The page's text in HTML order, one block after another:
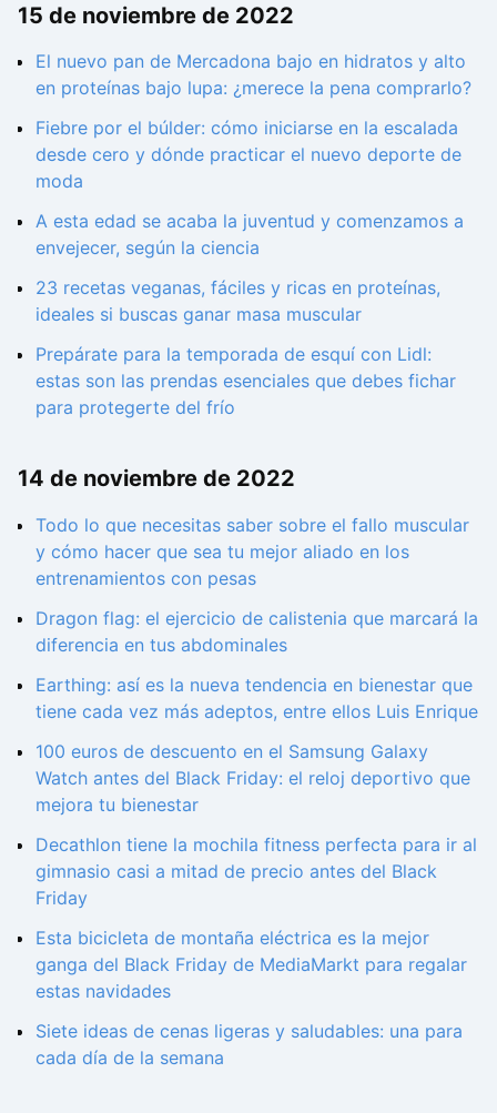
15 de noviembre de 2022
El nuevo pan de Mercadona bajo en hidratos y alto
en proteínas bajo lupa: ¿merece la pena comprarlo?
Fiebre por el búlder: cómo iniciarse en la escalada
desde cero y dónde practicar el nuevo deporte de
moda
A esta edad se acaba la juventud y comenzamos a
envejecer, según la ciencia
23 recetas veganas, fáciles y ricas en proteínas,
ideales si buscas ganar masa muscular
Prepárate para la temporada de esquí con Lidl:
estas son las prendas esenciales que debes fichar
para protegerte del frío
14 de noviembre de 2022
Todo lo que necesitas saber sobre el fallo muscular
y cómo hacer que sea tu mejor aliado en los
entrenamientos con pesas
Dragon flag: el ejercicio de calistenia que marcará la
diferencia en tus abdominales
Earthing: así es la nueva tendencia en bienestar que
tiene cada vez más adeptos, entre ellos Luis Enrique
100 euros de descuento en el Samsung Galaxy
Watch antes del Black Friday: el reloj deportivo que
mejora tu bienestar
Decathlon tiene la mochila fitness perfecta para ir al
gimnasio casi a mitad de precio antes del Black
Friday
Esta bicicleta de montaña eléctrica es la mejor
ganga del Black Friday de MediaMarkt para regalar
estas navidades
Siete ideas de cenas ligeras y saludables: una para
cada día de la semana